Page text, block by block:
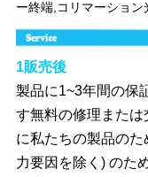
ー終端,コリマーション
1販売後
製品に1~3年間の保
す無料の修理または
に私たちの製品の
力要因を除く) のた